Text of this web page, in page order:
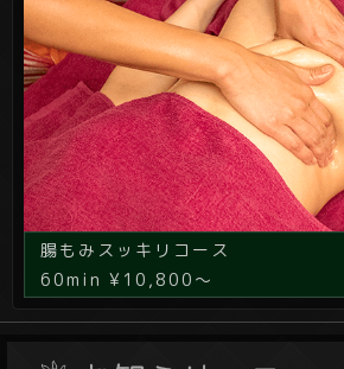
腸もみスッキリコース
60min ¥10,800～